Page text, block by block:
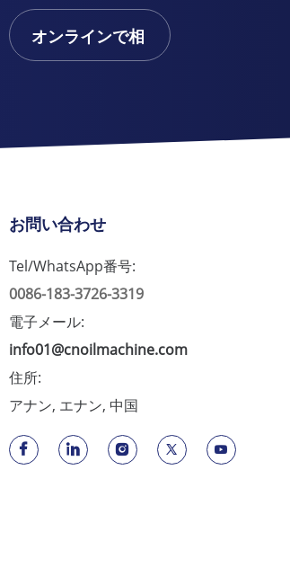
オンラインで相
お問い合わせ
Tel/WhatsApp番号:
0086-183-3726-3319
電子メール:
info01@cnoilmachine.com
住所:
アナン, エナン, 中国